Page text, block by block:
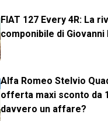
FIAT 127 Every 4R: La
componibile di
Alfa Romeo Stelvio
offerta maxi sconto da
davvero un affare?